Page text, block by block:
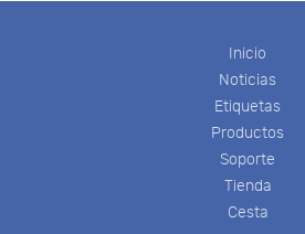
Inicio
Noticias
Etiquetas
Productos
Soporte
Tienda
Cesta